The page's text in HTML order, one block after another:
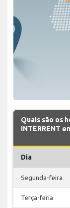
Quais são os
INTERRENT
Dia
Segunda-feira
Terça-feria